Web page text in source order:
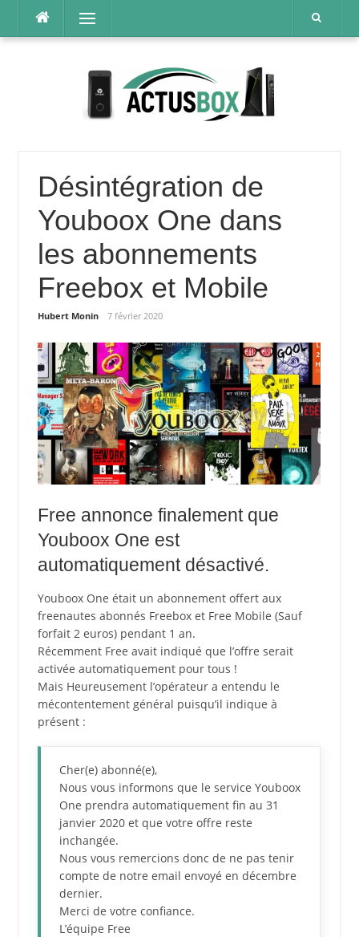
contenu
Menu
Désintégration de
Youboox One dans
les abonnements
Freebox et Mobile
Hubert Monin 7 février 2020
Free annonce finalement que
Youboox One est
automatiquement désactivé.
Youboox One était un abonnement offert aux
freenautes abonnés Freebox et Free Mobile (Sauf
forfait 2 euros) pendant 1 an.
Récemment Free avait indiqué que l’offre serait
activée automatiquement pour tous !
Mais Heureusement l’opérateur a entendu le
mécontentement général puisqu’il indique à
présent :
Cher(e) abonné(e),
Nous vous informons que le service Youboox
One prendra automatiquement fin au 31
janvier 2020 et que votre offre reste
inchangée.
Nous vous remercions donc de ne pas tenir
compte de notre email envoyé en décembre
dernier.
Merci de votre confiance.
L’équipe Free